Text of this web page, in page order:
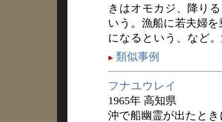
きはオモカジ、降り
いう。漁船に若夫婦
になるという、など
類似事例
フナユウレイ
1965年 高知県
沖で船幽霊が出たと